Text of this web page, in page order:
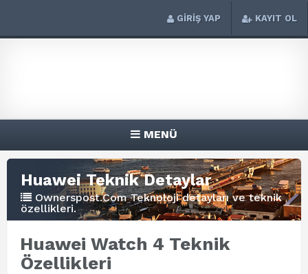
GİRİŞ YAP KAYIT OL
MENÜ
Huawei Teknik Detaylar
Ownerspost.Com Teknoloji detayları ve teknik
özellikleri.
Huawei Watch 4 Teknik
Özellikleri